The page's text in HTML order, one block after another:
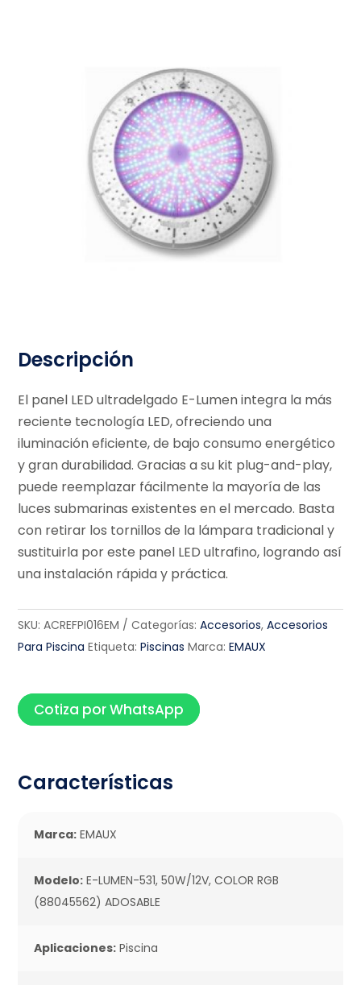
Descripción
El panel LED ultradelgado E-Lumen integra la más
reciente tecnología LED, ofreciendo una
iluminación eficiente, de bajo consumo energético
y gran durabilidad. Gracias a su kit plug-and-play,
puede reemplazar fácilmente la mayoría de las
luces submarinas existentes en el mercado. Basta
con retirar los tornillos de la lámpara tradicional y
sustituirla por este panel LED ultrafino, logrando así
una instalación rápida y práctica.
SKU: ACREFPI016EM Categorías: Accesorios,Accesorios
Para Piscina Etiqueta: Piscinas Marca: EMAUX
Cotiza por WhatsApp
Características
Marca: EMAUX
Modelo: E-LUMEN-531, 50W/12V, COLOR RGB
(88045562) ADOSABLE
Aplicaciones: Piscina